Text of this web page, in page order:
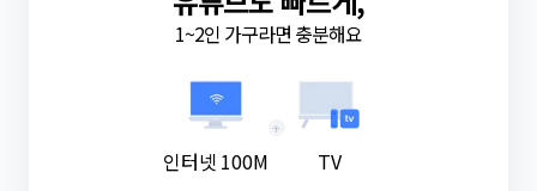
1~2인 가구라면 충분해요
인터넷 100M
+
TV